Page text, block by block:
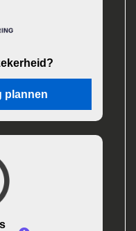
plannen